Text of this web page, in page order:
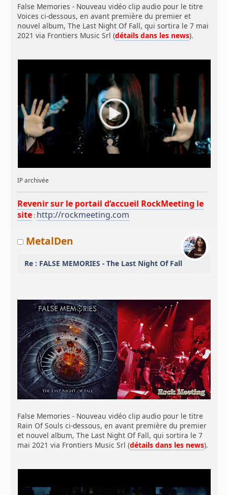
False Memories - Nouveau vidéo clip audio pour le titre
Voices ci-dessous, en avant première du premier et
nouvel album, The Last Night Of Fall, qui sortira le 7 mai
2021 via Frontiers Music Srl (détails dans les news).
IP archivée
Revenir sur le portail d’accueil RockMeeting le
site : http://rockmeeting.com
MetalDen
Re : FALSE MEMORIES - The Last Night Of Fall
False Memories - Nouveau vidéo clip audio pour le titre
Rain Of Souls ci-dessous, en avant première du premier
et nouvel album, The Last Night Of Fall, qui sortira le 7
mai 2021 via Frontiers Music Srl (détails dans les news).